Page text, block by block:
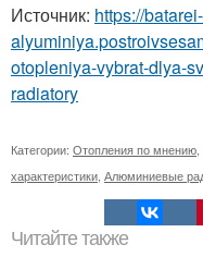
Источник: https://
otopleniya-vybrat-dlya-
radiatory
Категории: Отопления по мнению
характеристики Алюминиевые
Читайте также